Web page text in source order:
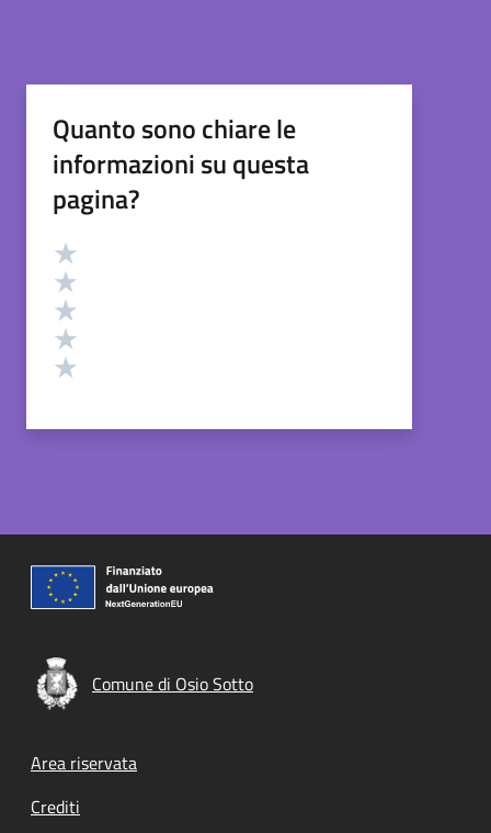
Quanto sono chiare le
informazioni su questa
pagina?
Valutazione
Comune di Osio Sotto
Footer menu
Area riservata
Crediti